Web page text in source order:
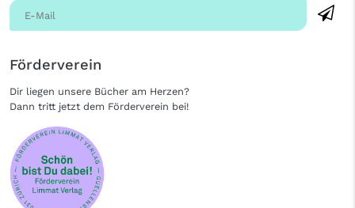
Förderverein
Dir liegen unsere Bücher am Herzen?
Dann tritt jetzt dem Förderverein bei!